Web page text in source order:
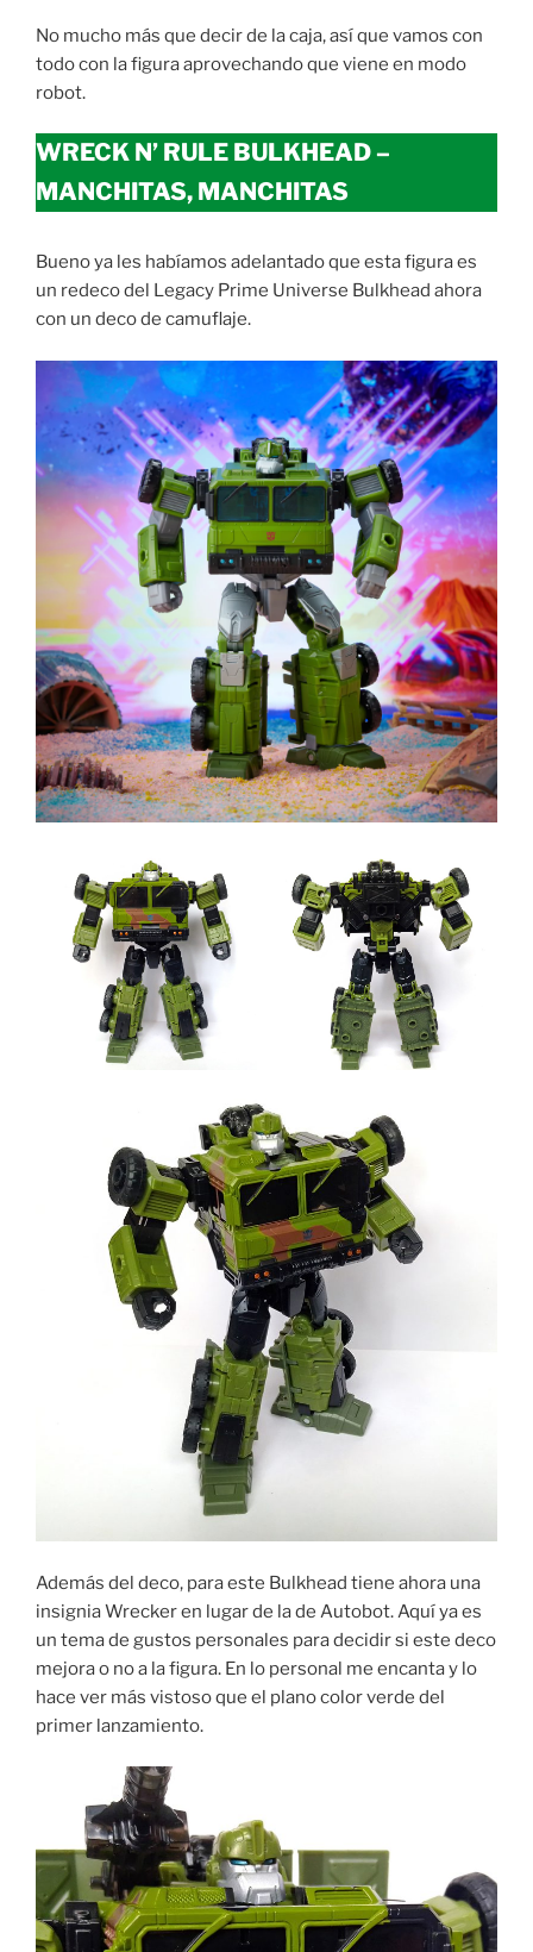
No mucho más que decir de la caja, así que vamos con
todo con la figura aprovechando que viene en modo
robot.
WRECK N’ RULE BULKHEAD –
MANCHITAS, MANCHITAS
Bueno ya les habíamos adelantado que esta figura es
un redeco del Legacy Prime Universe Bulkhead ahora
con un deco de camuflaje.
Además del deco, para este Bulkhead tiene ahora una
insignia Wrecker en lugar de la de Autobot. Aquí ya es
un tema de gustos personales para decidir si este deco
mejora o no a la figura. En lo personal me encanta y lo
hace ver más vistoso que el plano color verde del
primer lanzamiento.